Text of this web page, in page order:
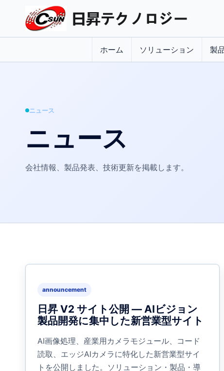
ホーム ソリューション 製
ニュース
ニュース
会社情報、製品発表、技術更新を掲載します。
announcement
日昇 V2 サイト公開 — AIビジョン
製品開発に集中した新営業型サイト
AI画像処理、産業用カメラモジュール、コード
読取、エッジAIカメラに特化した新営業型サイ
トを公開しました。ソリューション・製品・導